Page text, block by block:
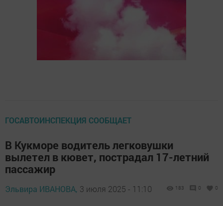
ГОСАВТОИНСПЕКЦИЯ СООБЩАЕТ
В Кукморе водитель легковушки
вылетел в кювет, пострадал 17-летний
пассажир
Эльвира ИВАНОВА, 3 июля 2025 - 11:10 183 0 0